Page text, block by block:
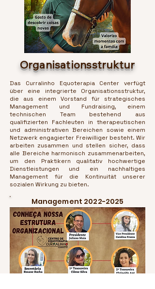
Organisationsstruktur
Das Curralinho Equoterapia Center verfügt
über eine integrierte Organisationsstruktur,
die aus einem Vorstand für strategisches
Management und Fundraising, einem
technischen Team bestehend aus
qualifizierten Fachleuten in therapeutischen
und administrativen Bereichen sowie einem
Netzwerk engagierter Freiwilliger besteht. Wir
arbeiten zusammen und stellen sicher, dass
alle Bereiche harmonisch zusammenarbeiten,
um den Praktikern qualitativ hochwertige
Dienstleistungen und ein nachhaltiges
Management für die Kontinuität unserer
sozialen Wirkung zu bieten.
Management 2022-2025